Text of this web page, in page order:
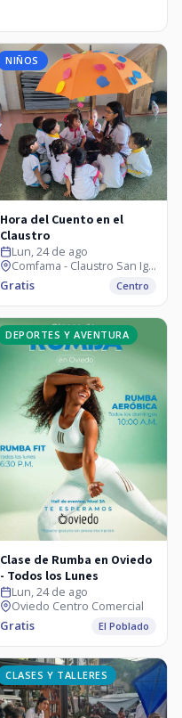
NIÑOS
Hora del Cuento en el
Claustro
Lun, 24 de ago
Comfama - Claustro San Ignacio
Gratis Centro
DEPORTES Y AVENTURA
Clase de Rumba en Oviedo
- Todos los Lunes
Lun, 24 de ago
Oviedo Centro Comercial
Gratis El Poblado
CLASES Y TALLERES